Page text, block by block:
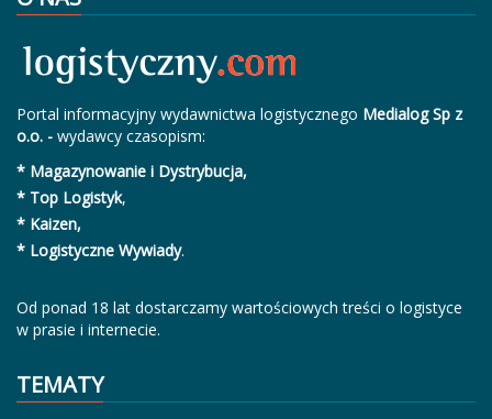
Portal informacyjny wydawnictwa logistycznego Medialog Sp z
o.o. - wydawcy czasopism:
* Magazynowanie i Dystrybucja,
* Top Logistyk,
* Kaizen,
* Logistyczne Wywiady.
Od ponad 18 lat dostarczamy wartościowych treści o logistyce
w prasie i internecie.
TEMATY